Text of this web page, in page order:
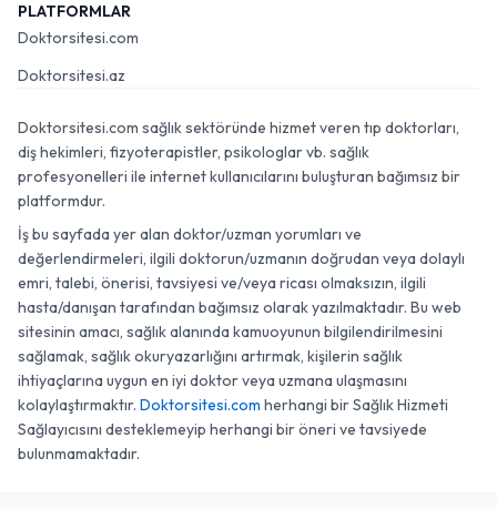
PLATFORMLAR
Doktorsitesi.com
Doktorsitesi.az
Doktorsitesi.com sağlık sektöründe hizmet veren tıp doktorları,
diş hekimleri, fizyoterapistler, psikologlar vb. sağlık
profesyonelleri ile internet kullanıcılarını buluşturan bağımsız bir
platformdur.
İş bu sayfada yer alan doktor/uzman yorumları ve
değerlendirmeleri, ilgili doktorun/uzmanın doğrudan veya dolaylı
emri, talebi, önerisi, tavsiyesi ve/veya ricası olmaksızın, ilgili
hasta/danışan tarafından bağımsız olarak yazılmaktadır. Bu web
sitesinin amacı, sağlık alanında kamuoyunun bilgilendirilmesini
sağlamak, sağlık okuryazarlığını artırmak, kişilerin sağlık
ihtiyaçlarına uygun en iyi doktor veya uzmana ulaşmasını
kolaylaştırmaktır. Doktorsitesi.com herhangi bir Sağlık Hizmeti
Sağlayıcısını desteklemeyip herhangi bir öneri ve tavsiyede
bulunmamaktadır.